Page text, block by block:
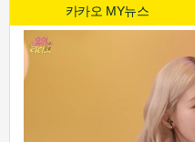
카카오 MY뉴스